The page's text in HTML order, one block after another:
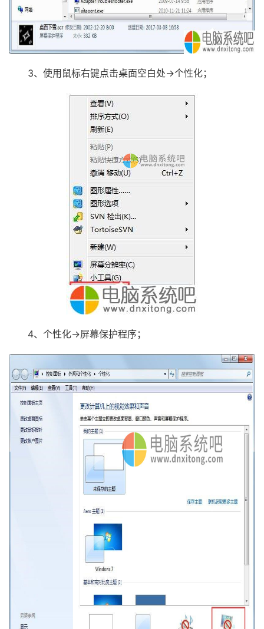
3、使用鼠标右键点击桌面空白处→个性化；
4、个性化→屏幕保护程序；